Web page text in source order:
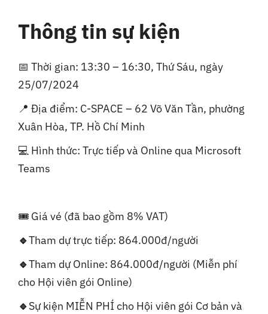
Thông tin sự kiện
📅 Thời gian: 13:30 – 16:30, Thứ Sáu, ngày
25/07/2024
📍 Địa điểm: C-SPACE – 62 Võ Văn Tần, phường
Xuân Hòa, TP. Hồ Chí Minh
💻 Hình thức: Trực tiếp và Online qua Microsoft
Teams
🎟️ Giá vé (đã bao gồm 8% VAT)
🔹Tham dự trực tiếp: 864.000đ/người
🔹Tham dự Online: 864.000đ/người (Miễn phí
cho Hội viên gói Online)
🔹Sự kiện MIỄN PHÍ cho Hội viên gói Cơ bản và